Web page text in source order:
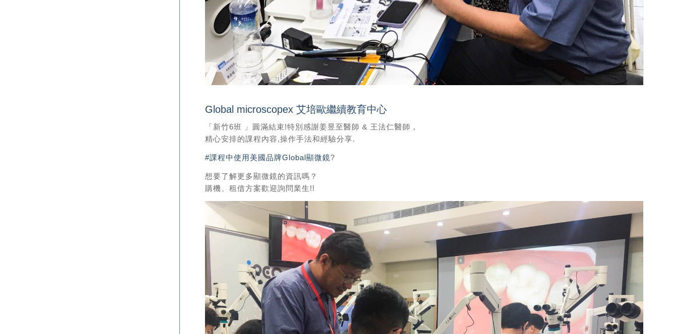
Global microscopex 艾培歐繼續教育中心​
「新竹6班 」圓滿結束!特別感謝姜昱至醫師 & 王法仁醫師 ​,
精心安排的課程內容,操作手法和經驗分享.
#課程中使用美國品牌Global顯微鏡?
想要了解更多顯微鏡的資訊嗎？
購機、租借方案歡迎詢問業生!!